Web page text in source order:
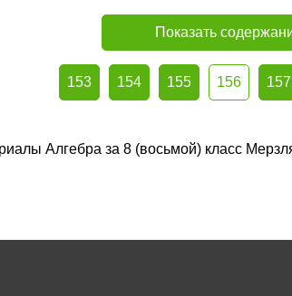
Показать
153 154 155 156 157
Алгебра за 8 (восьмой) класс